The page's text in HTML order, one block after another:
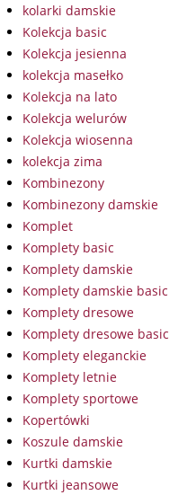
kolarki damskie
Kolekcja basic
Kolekcja jesienna
kolekcja masełko
Kolekcja na lato
Kolekcja welurów
Kolekcja wiosenna
kolekcja zima
Kombinezony
Kombinezony damskie
Komplet
Komplety basic
Komplety damskie
Komplety damskie basic
Komplety dresowe
Komplety dresowe basic
Komplety eleganckie
Komplety letnie
Komplety sportowe
Kopertówki
Koszule damskie
Kurtki damskie
Kurtki jeansowe